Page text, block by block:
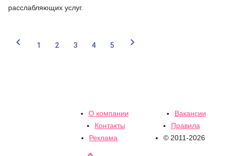
расслабляющих услуг.
 1 2 3 4 5 
О компании
Вакансии
Контакты
Правила
Реклама
© 2011-2026